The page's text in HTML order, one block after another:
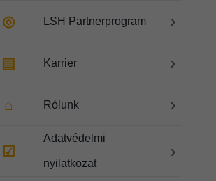
◎ LSH Partnerprogram ›
▤ Karrier ›
⌂ Rólunk ›
☑
Adatvédelmi
nyilatkozat
›